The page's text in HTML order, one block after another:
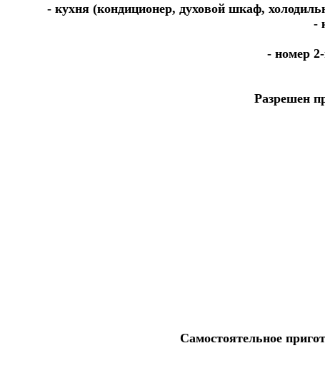
- кухня (кондиционер, духовой шкаф,
-
- номер
Разрешен
Самостоятельное